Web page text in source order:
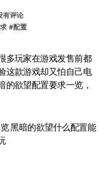
有评论
#配置
这款游戏却又怕自己电
的欲望配置要求一览，